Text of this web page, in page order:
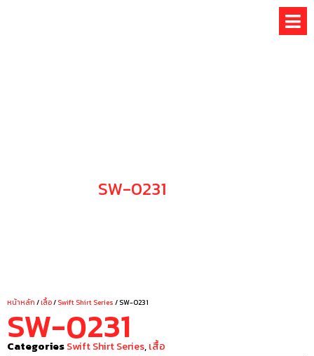
SW-0231
หน้าหลัก /เสื้อ/ Swift Shirt Series / SW-0231
SW-0231
CategoriesSwift Shirt Series,เสื้อ